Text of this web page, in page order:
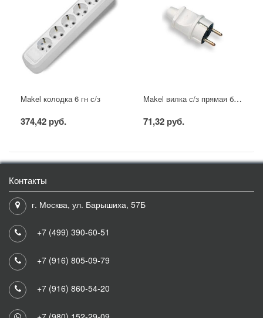
Makel колодка 6 гн с/з
374,42 руб.
Makel вилка с/з прямая белая
71,32 руб.
Контакты
г. Москва, ул. Барышиха, 57Б
+7 (499) 390-60-51
+7 (916) 805-09-79
+7 (916) 860-54-20